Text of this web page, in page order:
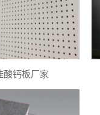
酸钙板厂家